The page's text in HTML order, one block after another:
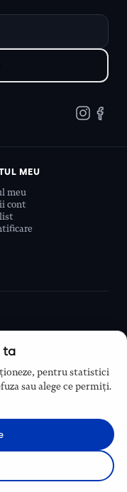
MEU
meu
cont
ta
pentru statistici
sau alege ce permiți.